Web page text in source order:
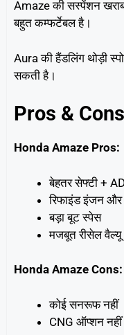
Amaze की सस्पेंशन
बहुत कम्फर्टेबल है।
Aura की हैंडलिंग थोड़ी
सकती है।
Pros & Cons
Honda Amaze Pros:
बेहतर सेफ्टी +
रिफाइंड इंजन और
बड़ा बूट स्पेस
मजबूत रीसेल वैल्यू
Honda Amaze Cons:
कोई सनरूफ नहीं
CNG ऑप्शन नहीं